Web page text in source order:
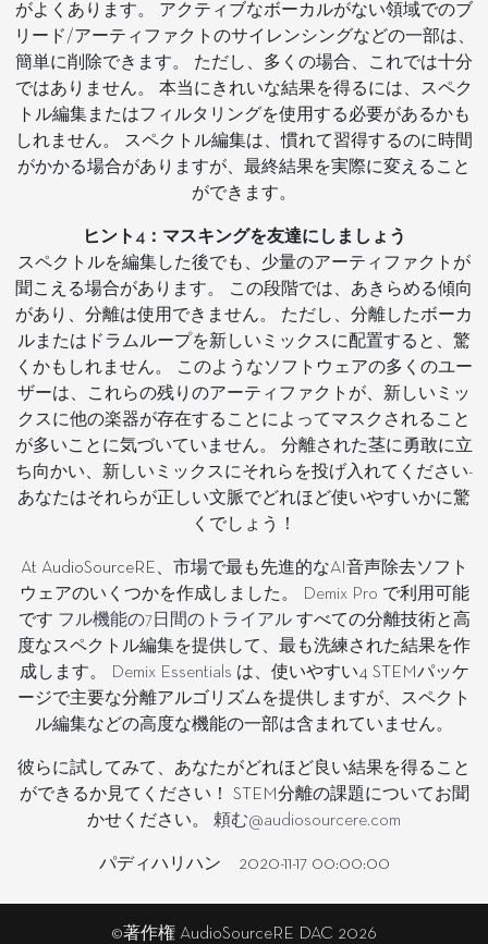
がよくあります。 アクティブなボーカルがない領域でのブ
リード/アーティファクトのサイレンシングなどの一部は、
簡単に削除できます。 ただし、多くの場合、これでは十分
ではありません。 本当にきれいな結果を得るには、スペク
トル編集またはフィルタリングを使用する必要があるかも
しれません。 スペクトル編集は、慣れて習得するのに時間
がかかる場合がありますが、最終結果を実際に変えること
ができます。
ヒント4：マスキングを友達にしましょう
スペクトルを編集した後でも、少量のアーティファクトが
聞こえる場合があります。 この段階では、あきらめる傾向
があり、分離は使用できません。 ただし、分離したボーカ
ルまたはドラムループを新しいミックスに配置すると、驚
くかもしれません。 このようなソフトウェアの多くのユー
ザーは、これらの残りのアーティファクトが、新しいミッ
クスに他の楽器が存在することによってマスクされること
が多いことに気づいていません。 分離された茎に勇敢に立
ち向かい、新しいミックスにそれらを投げ入れてください-
あなたはそれらが正しい文脈でどれほど使いやすいかに驚
くでしょう！
At AudioSourceRE、市場で最も先進的なAI音声除去ソフト
ウェアのいくつかを作成しました。
Demix Pro で利用可能
です フル機能の7日間のトライアル すべての分離技術と高
度なスペクトル編集を提供して、最も洗練された結果を作
成します。
Demix Essentials は、使いやすい4 STEMパッケ
ージで主要な分離アルゴリズムを提供しますが、スペクト
ル編集などの高度な機能の一部は含まれていません。
彼らに試してみて、あなたがどれほど良い結果を得ること
ができるか見てください！ STEM分離の課題についてお聞
かせください。 頼む@audiosourcere.com
パディハリハン 2020-11-17 00:00:00
©著作権 AudioSourceRE DAC 2026